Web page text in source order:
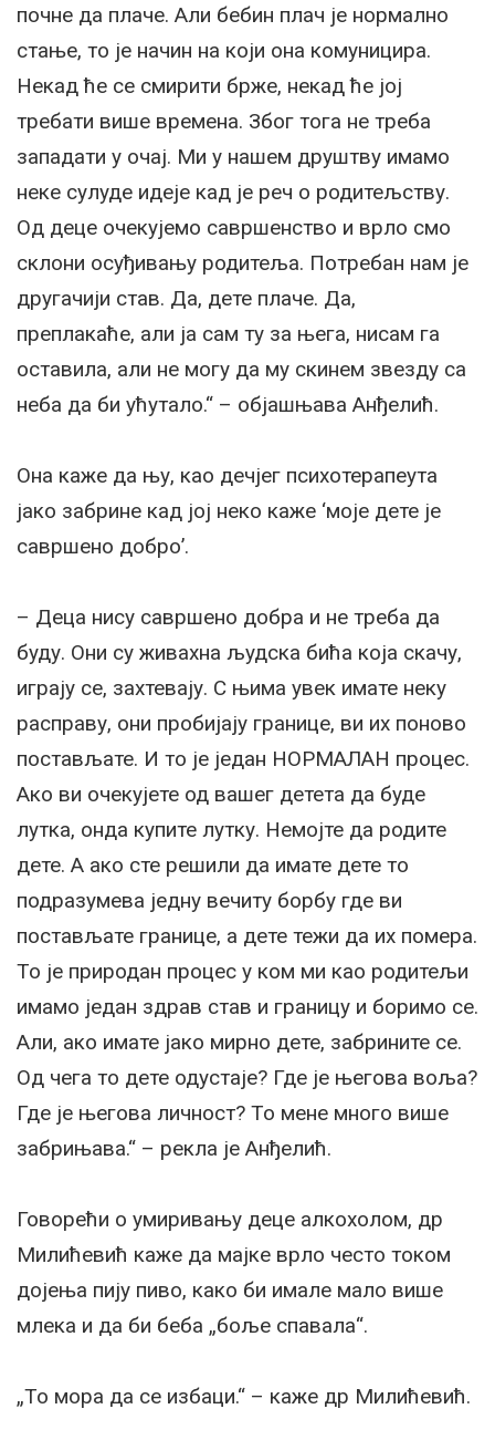
почне да плаче. Али бебин плач је нормално
стање, то је начин на који она комуницира.
Некад ће се смирити брже, некад ће јој
требати више времена. Због тога не треба
западати у очај. Ми у нашем друштву имамо
неке сулуде идеје кад је реч о родитељству.
Од деце очекујемо савршенство и врло смо
склони осуђивању родитеља. Потребан нам је
другачији став. Да, дете плаче. Да,
преплакаће, али ја сам ту за њега, нисам га
оставила, али не могу да му скинем звезду са
неба да би ућутало.“ – објашњава Анђелић.
Она каже да њу, као дечјег психотерапеута
јако забрине кад јој неко каже ‘моје дете је
савршено добро’.
– Деца нису савршено добра и не треба да
буду. Они су живахна људска бића која скачу,
играју се, захтевају. С њима увек имате неку
расправу, они пробијају границе, ви их поново
постављате. И то је један НОРМАЛАН процес.
Ако ви очекујете од вашег детета да буде
лутка, онда купите лутку. Немојте да родите
дете. А ако сте решили да имате дете то
подразумева једну вечиту борбу где ви
постављате границе, а дете тежи да их помера.
То је природан процес у ком ми као родитељи
имамо један здрав став и границу и боримо се.
Али, ако имате јако мирно дете, забрините се.
Од чега то дете одустаје? Где је његова воља?
Где је његова личност? То мене много више
забрињава.“ – рекла је Анђелић.
Говорећи о умиривању деце алкохолом, др
Милићевић каже да мајке врло често током
дојења пију пиво, како би имале мало више
млека и да би беба „боље спавала“.
„То мора да се избаци.“ – каже др Милићевић.